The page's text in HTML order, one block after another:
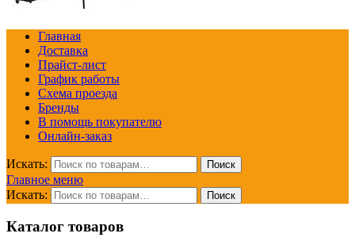
Главная
Доставка
Прайст-лист
График работы
Схема проезда
Бренды
В помощь покупателю
Онлайн-заказ
Искать: Поиск
Главное меню
Искать:
Поиск
Каталог товаров